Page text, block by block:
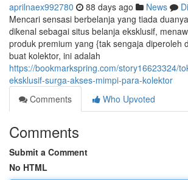
aprilnaex992780 88 days ago News
Mencari sensasi berbelanja yang tiada
dikenal sebagai situs belanja eksklusif,
produk premium yang {tak sengaja diperoleh
buat kolektor, ini adalah
https://bookmarkspring.com/story16623324/
eksklusif-surga-akses-mimpi-para-kolektor
Comments
Who Upvoted
Comments
Submit a Comment
No HTML